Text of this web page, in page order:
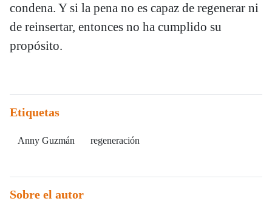
condena. Y si la pena no es capaz de regenerar ni
de reinsertar, entonces no ha cumplido su
propósito.
Etiquetas
Anny Guzmán regeneración
Sobre el autor